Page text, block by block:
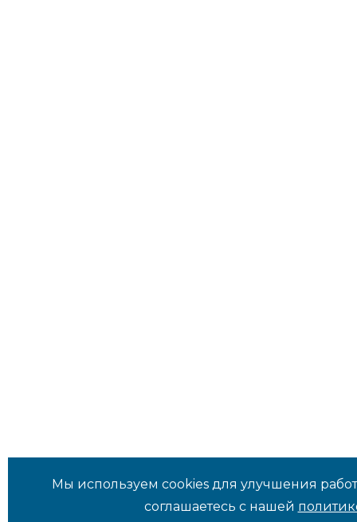
Мы используем cookies для улучшения
соглашаетесь с нашей